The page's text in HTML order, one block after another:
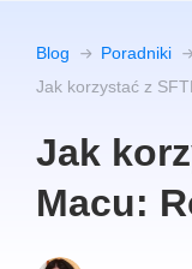
Blog
Poradniki
Jak korzystać z
Jak
Macu: